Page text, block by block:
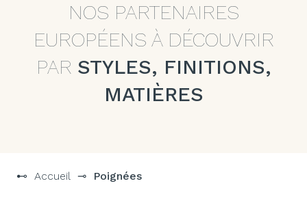
NOS PARTENAIRES
EUROPÉENS À DÉCOUVRIR
PAR STYLES, FINITIONS,
MATIÈRES
⊷ Accueil ⊸ Poignées